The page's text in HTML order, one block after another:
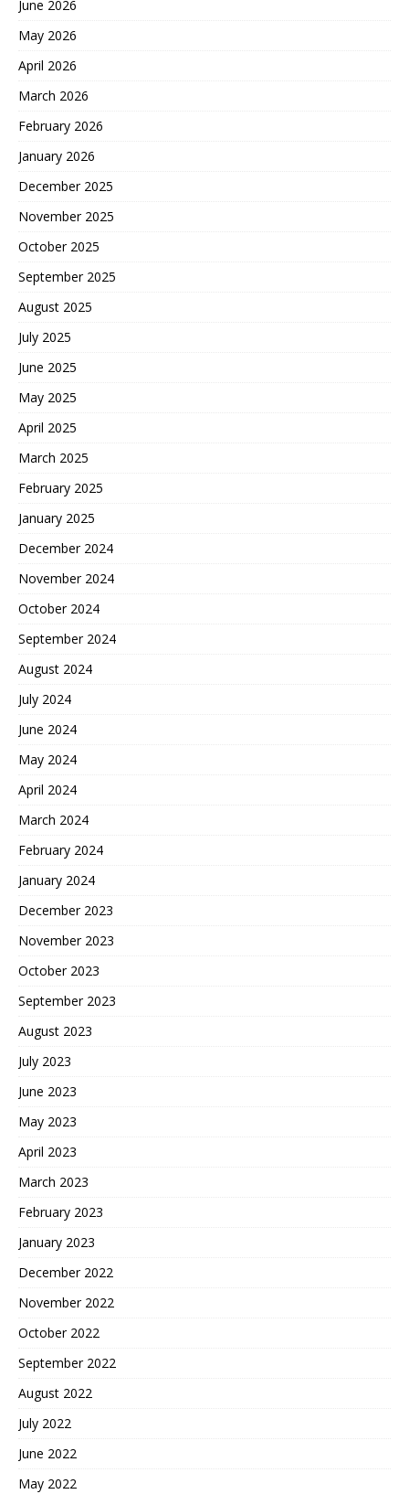
June 2026
May 2026
April 2026
March 2026
February 2026
January 2026
December 2025
November 2025
October 2025
September 2025
August 2025
July 2025
June 2025
May 2025
April 2025
March 2025
February 2025
January 2025
December 2024
November 2024
October 2024
September 2024
August 2024
July 2024
June 2024
May 2024
April 2024
March 2024
February 2024
January 2024
December 2023
November 2023
October 2023
September 2023
August 2023
July 2023
June 2023
May 2023
April 2023
March 2023
February 2023
January 2023
December 2022
November 2022
October 2022
September 2022
August 2022
July 2022
June 2022
May 2022